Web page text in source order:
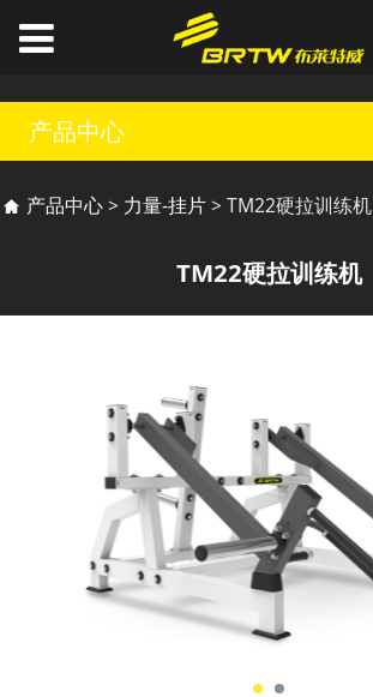
产品中心
TM22硬拉训练机
产品中心> 力量-挂片>TM22硬拉训练机
TM22硬拉训练机